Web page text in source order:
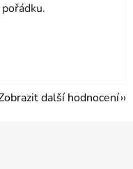
další hodnocení